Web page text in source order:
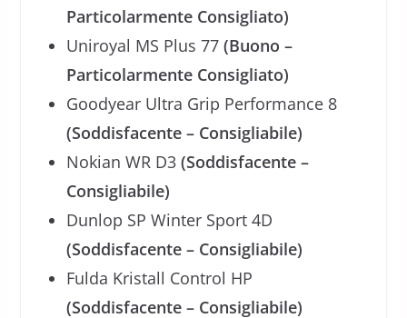
Particolarmente Consigliato)
Uniroyal MS Plus 77 (Buono –
Particolarmente Consigliato)
Goodyear Ultra Grip Performance 8
(Soddisfacente – Consigliabile)
Nokian WR D3 (Soddisfacente –
Consigliabile)
Dunlop SP Winter Sport 4D
(Soddisfacente – Consigliabile)
Fulda Kristall Control HP
(Soddisfacente – Consigliabile)